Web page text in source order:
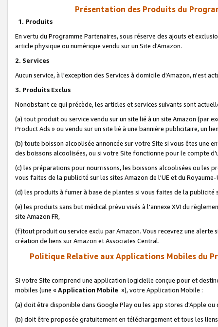
Présentation des Produits du
1. Produits
En vertu du Programme Partenaires, sous réserve des ajouts et
article physique ou numérique vendu sur un Site d'Amazon.
2. Services
Aucun service, à l'exception des Services à domicile d'Amazon, n'est
3. Produits Exclus
Nonobstant ce qui précède, les articles et services suivants sont
(a) tout produit ou service vendu sur un site lié à un site Amazon (par
Product Ads » ou vendu sur un site lié à une bannière publicitaire, un
(b) toute boisson alcoolisée annoncée sur votre Site si vous êtes une
des boissons alcoolisées, ou si votre Site fonctionne pour le compte
(c) les préparations pour nourrissons, les boissons alcoolisées ou les
vous faites de la publicité sur les sites Amazon de l'UE et du Royaume-
(d) les produits à fumer à base de plantes si vous faites de la publicité
(e) les produits sans but médical prévu visés à l'annexe XVI du
site Amazon FR,
(f)tout produit ou service exclu par Amazon. Vous recevrez une alerte
création de liens sur Amazon et Associates Central.
Politique Relative aux Applications Mobiles du
Si votre Site comprend une application logicielle conçue pour et
mobiles (une « Application Mobile »), votre Application Mobile :
(a) doit être disponible dans Google Play ou les app stores d'Apple ou
(b) doit être proposée gratuitement en téléchargement et tous les